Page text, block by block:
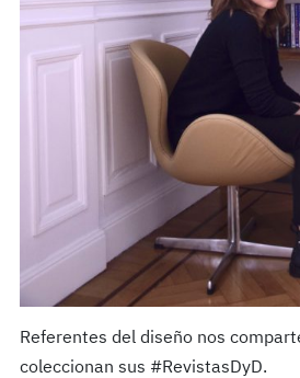
Referentes del diseño nos
coleccionan sus #RevistasDyD.